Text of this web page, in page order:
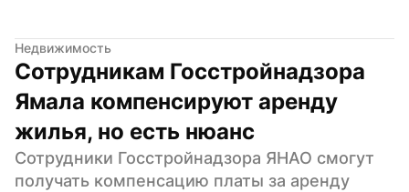
Недвижимость
Сотрудникам Госстройнадзора
Ямала компенсируют аренду
жилья, но есть нюанс
Сотрудники Госстройнадзора ЯНАО смогут
получать компенсацию платы за аренду